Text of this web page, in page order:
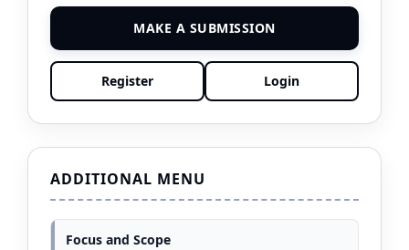
MAKE A SUBMISSION
Register Login
ADDITIONAL MENU
Focus and Scope